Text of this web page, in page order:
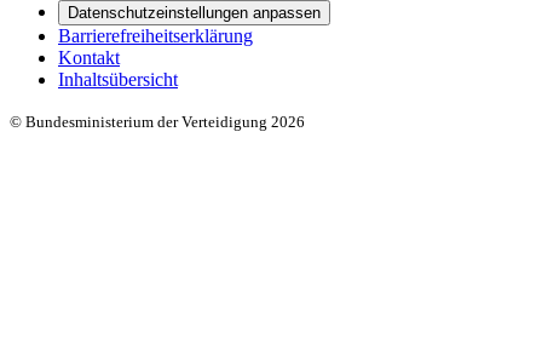
Datenschutzeinstellungen anpassen
Barrierefreiheitserklärung
Kontakt
Inhaltsübersicht
© Bundesministerium der Verteidigung 2026